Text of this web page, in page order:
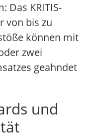
Das KRITIS-
von bis zu
können mit
zwei
geahndet
und